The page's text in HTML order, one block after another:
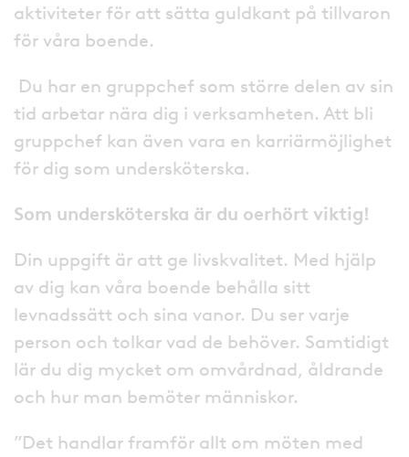
aktiviteter för att sätta guldkant på tillvaron
för våra boende.
Du har en gruppchef som större delen av sin
tid arbetar nära dig i verksamheten. Att bli
gruppchef kan även vara en karriärmöjlighet
för dig som undersköterska.
Som undersköterska är du oerhört viktig!
Din uppgift är att ge livskvalitet. Med hjälp
av dig kan våra boende behålla sitt
levnadssätt och sina vanor. Du ser varje
person och tolkar vad de behöver. Samtidigt
lär du dig mycket om omvårdnad, åldrande
och hur man bemöter människor.
”Det handlar framför allt om möten med